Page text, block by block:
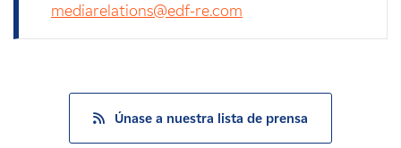
mediarelations@edf-re.com
Únase a nuestra lista de prensa